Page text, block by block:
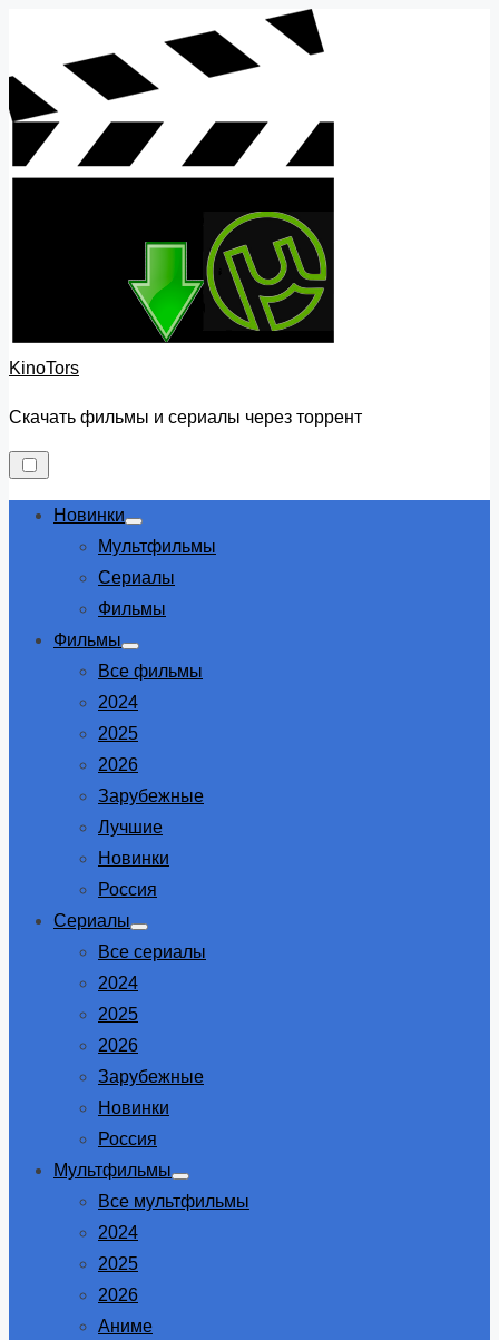
content
KinoTors
Скачать фильмы и сериалы через торрент
Новинки
Show
sub
Мультфильмы
Сериалы
Фильмы
Фильмы
Show
sub
Все фильмы
2024
2025
2026
Зарубежные
Лучшие
Новинки
Россия
Сериалы
Show
sub
Все сериалы
2024
2025
2026
Зарубежные
Новинки
Россия
Мультфильмы
Show
sub
Все мультфильмы
2024
2025
2026
Аниме